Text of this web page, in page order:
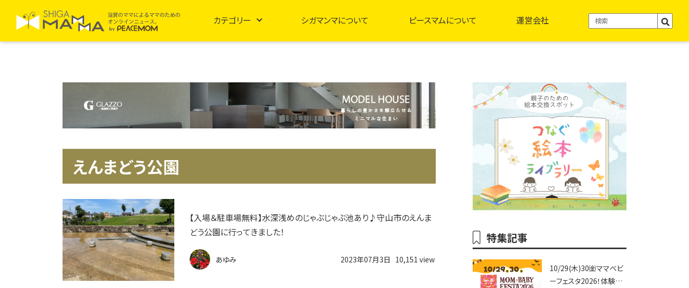
カテゴリー シガマンマについて ピースマムについて 運営会社
えんまどう公園
【入場＆駐車場無料】水深浅めのじゃぶじゃぶ池あり♪守山市のえんま
どう公園に行ってきました！
あゆみ 2023年07月3日 10,151 view
特集記事
10/29(木)30㈮ママベビ
ーフェスタ2026！体験プ